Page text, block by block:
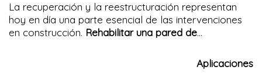
La recuperación y la reestructuración representan
hoy en día una parte esencial de las intervenciones
en construcción. Rehabilitar una pared de
espacios degradados, sino también preservar el
patrimonio histórico arquitectónico. Sin embargo,
Aplicaciones